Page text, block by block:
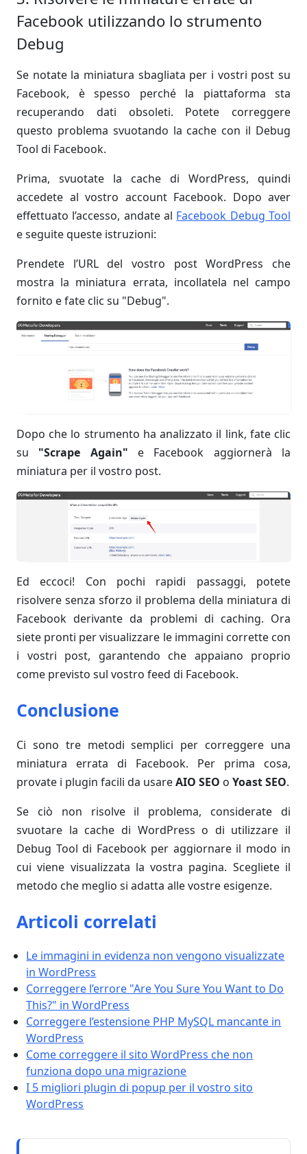
Facebook utilizzando lo strumento
Debug
Se notate la miniatura sbagliata per i vostri post su
Facebook, è spesso perché la piattaforma sta
recuperando dati obsoleti. Potete correggere
questo problema svuotando la cache con il Debug
Tool di Facebook.
Prima, svuotate la cache di WordPress, quindi
accedete al vostro account Facebook. Dopo aver
effettuato l’accesso, andate al Facebook Debug Tool
e seguite queste istruzioni:
Prendete l’URL del vostro post WordPress che
mostra la miniatura errata, incollatela nel campo
fornito e fate clic su "Debug".
Dopo che lo strumento ha analizzato il link, fate clic
su "Scrape Again" e Facebook aggiornerà la
miniatura per il vostro post.
Ed eccoci! Con pochi rapidi passaggi, potete
risolvere senza sforzo il problema della miniatura di
Facebook derivante da problemi di caching. Ora
siete pronti per visualizzare le immagini corrette con
i vostri post, garantendo che appaiano proprio
come previsto sul vostro feed di Facebook.
Conclusione
Ci sono tre metodi semplici per correggere una
miniatura errata di Facebook. Per prima cosa,
provate i plugin facili da usareAIO SEO o Yoast SEO.
Se ciò non risolve il problema, considerate di
svuotare la cache di WordPress o di utilizzare il
Debug Tool di Facebook per aggiornare il modo in
cui viene visualizzata la vostra pagina. Scegliete il
metodo che meglio si adatta alle vostre esigenze.
Articoli correlati
Le immagini in evidenza non vengono visualizzate
in WordPress
Correggere l’errore "Are You Sure You Want to Do
This?" in WordPress
Correggere l’estensione PHP MySQL mancante in
WordPress
Come correggere il sito WordPress che non
funziona dopo una migrazione
I 5 migliori plugin di popup per il vostro sito
WordPress